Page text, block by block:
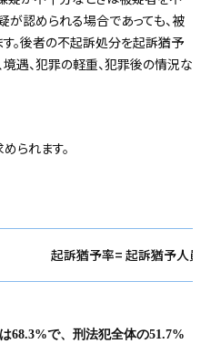
が認められる場合であっても、被
。後者の不起訴処分を起訴猶予
境遇、犯罪の軽重、犯罪後の情況な
られます。
起訴猶予率= 起訴猶予人員
68.3%で、刑法犯全体の51.7%